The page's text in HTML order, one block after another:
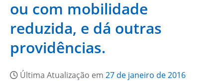
ou com mobilidade
reduzida, e dá outras
providências.
Última Atualização em 27 de janeiro de 2016